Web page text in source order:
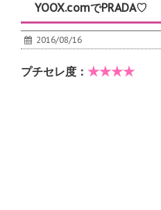
YOOX.comでPRADA♡
2016/08/16
プチセレ度： ★★★★